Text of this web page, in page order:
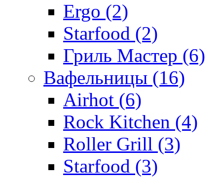
Ergo (2)
Starfood (2)
Гриль Мастер (6)
Вафельницы (16)
Airhot (6)
Rock Kitchen (4)
Roller Grill (3)
Starfood (3)